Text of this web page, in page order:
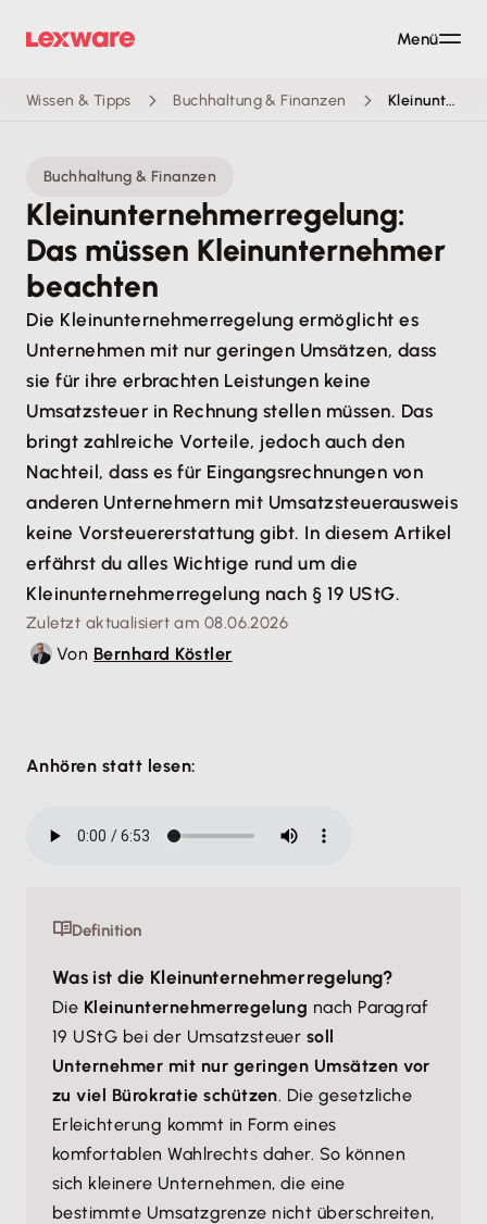
Wissen & Tipps Buchhaltung & Finanzen Kleinunternehmerregelung
Buchhaltung & Finanzen
Kleinunternehmer­regelung:
Das müssen Kleinunternehmer
beachten
Die Kleinunternehmerregelung ermöglicht es
Unternehmen mit nur geringen Umsätzen, dass
sie für ihre erbrachten Leistungen keine
Umsatzsteuer in Rechnung stellen müssen. Das
bringt zahlreiche Vorteile, jedoch auch den
Nachteil, dass es für Eingangsrechnungen von
anderen Unternehmern mit Umsatzsteuerausweis
keine Vorsteuererstattung gibt. In diesem Artikel
erfährst du alles Wichtige rund um die
Kleinunternehmerregelung nach § 19 UStG.
Zuletzt aktualisiert am 08.06.2026
Von Bernhard Köstler
Anhören statt lesen:
Definition
Was ist die Kleinunternehmerregelung?
Die Kleinunternehmerregelung nach Paragraf
19 UStG bei der Umsatzsteuer soll
Unternehmer mit nur geringen Umsätzen vor
zu viel Bürokratie schützen. Die gesetzliche
Erleichterung kommt in Form eines
komfortablen Wahlrechts daher. So können
sich kleinere Unternehmen, die eine
bestimmte Umsatzgrenze nicht überschreiten,
Menü